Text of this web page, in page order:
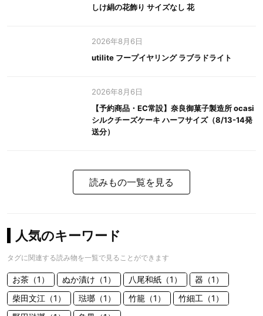
しけ絹の花飾り サイズなし 花
2026年8月6日
utilite フープイヤリング ラブラドライト
2026年8月6日
【予約商品・EC常設】奈良御菓子製造所 ocasi
シルクチーズケーキ ハーフサイズ（8/13-14発
送分）
読みもの一覧を見る
人気のキーワード
タグに関連する読み物を一覧で見ることができます
お茶（1） ぬか漬け（1） 八尾和紙（1）
器（1）
柴田文江（1）
琺瑯（1） 竹籠（1）
竹細工（1）